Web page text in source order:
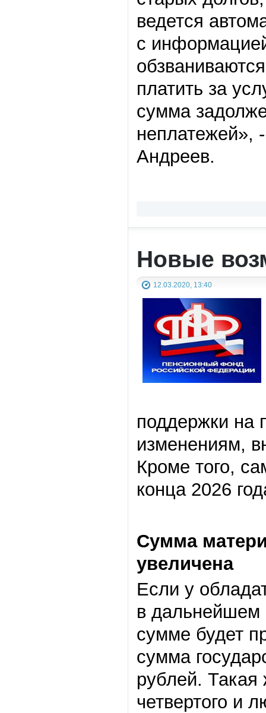
ведется
с
платить за
сумма
неплатежей»,
Андреев.
Новые
12.03.2020, 13:40
поддержки на
изменениям,
Кроме того,
конца 2026
Сумма
увеличена
Если у
в дальнейшем
сумме будет
сумма
рублей. Такая
четвертого и